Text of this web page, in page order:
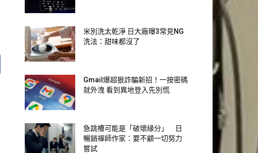
米別洗太乾淨 日大廠曝3常見NG
洗法：甜味都沒了
Gmail爆超狠詐騙新招！一按密碼
就外洩 看到異地登入先別慌
急跳槽可能是「破壞緣分」 日
暢銷禪師作家：要不顧一切努力
嘗試